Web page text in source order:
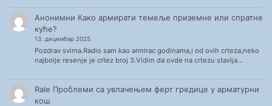
Анонимни Како армирати темеље приземне или спратне
куће?
13. децембар 2025.
Pozdrav svima.Radio sam kao armirac godinama,i od ovih crteza,neko
najbolje resenje je crtez broj 3.Vidim da ovde na crtezu stavlja…
Rale Проблеми са увлачењем ферт гредице у арматурни
кош